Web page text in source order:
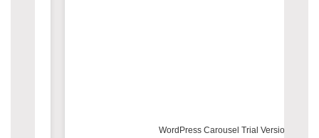
WordPress Carousel Trial Version